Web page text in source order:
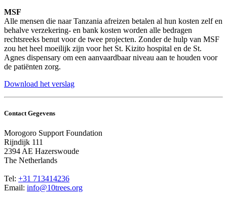
MSF
Alle mensen die naar Tanzania afreizen betalen al hun kosten zelf en
behalve verzekering- en bank kosten worden alle bedragen
rechtsreeks benut voor de twee projecten. Zonder de hulp van MSF
zou het heel moeilijk zijn voor het St. Kizito hospital en de St.
Agnes dispensary om een aanvaardbaar niveau aan te houden voor
de patiënten zorg.
Download het verslag
Contact Gegevens
Morogoro Support Foundation
Rijndijk 111
2394 AE Hazerswoude
The Netherlands
Tel: +31 713414236
Email: info@10trees.org